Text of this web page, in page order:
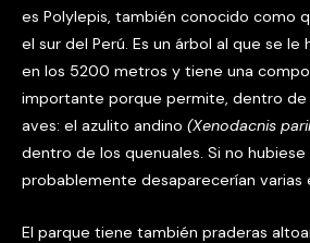
es Polylepis, también conocido como
el sur del Perú. Es un árbol al que se
en los 5200 metros y tiene una
importante porque permite, dentro de
aves: el azulito andino (Xenodacnis
dentro de los quenuales. Si no hubiese
probablemente desaparecerían varias
El parque tiene también praderas